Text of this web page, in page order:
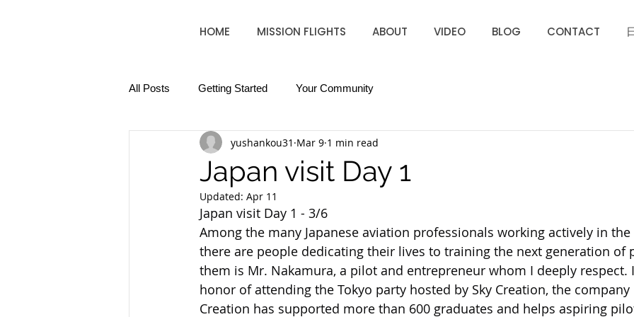
HOME MISSION FLIGHTS ABOUT VIDEO BLOG CONTACT
All Posts Getting Started Your Community
Japan visit Day 1
yushankou31 Mar 9 1 min read
Updated: Apr 11
Japan visit Day 1 - 3/6
Among the many Japanese aviation professionals working actively in
there are people dedicating their lives to training the next generation of
them is Mr. Nakamura, a pilot and entrepreneur whom I deeply
honor of attending the Tokyo party hosted by Sky Creation, the
Creation has supported more than 600 graduates and helps aspiring